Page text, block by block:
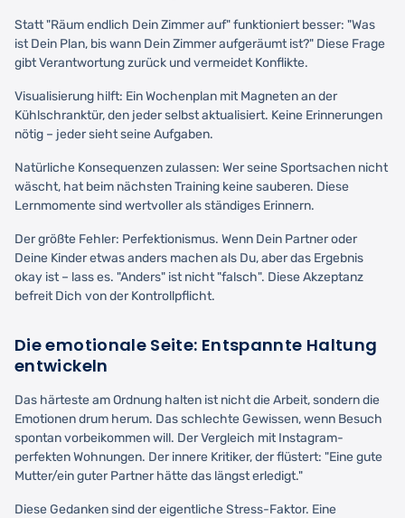
Statt "Räum endlich Dein Zimmer auf" funktioniert besser: "Was
ist Dein Plan, bis wann Dein Zimmer aufgeräumt ist?" Diese Frage
gibt Verantwortung zurück und vermeidet Konflikte.
Visualisierung hilft: Ein Wochenplan mit Magneten an der
Kühlschranktür, den jeder selbst aktualisiert. Keine Erinnerungen
nötig – jeder sieht seine Aufgaben.
Natürliche Konsequenzen zulassen: Wer seine Sportsachen nicht
wäscht, hat beim nächsten Training keine sauberen. Diese
Lernmomente sind wertvoller als ständiges Erinnern.
Der größte Fehler: Perfektionismus. Wenn Dein Partner oder
Deine Kinder etwas anders machen als Du, aber das Ergebnis
okay ist – lass es. "Anders" ist nicht "falsch". Diese Akzeptanz
befreit Dich von der Kontrollpflicht.
Die emotionale Seite: Entspannte Haltung
entwickeln
Das härteste am Ordnung halten ist nicht die Arbeit, sondern die
Emotionen drum herum. Das schlechte Gewissen, wenn Besuch
spontan vorbeikommen will. Der Vergleich mit Instagram-
perfekten Wohnungen. Der innere Kritiker, der flüstert: "Eine gute
Mutter/ein guter Partner hätte das längst erledigt."
Diese Gedanken sind der eigentliche Stress-Faktor. Eine